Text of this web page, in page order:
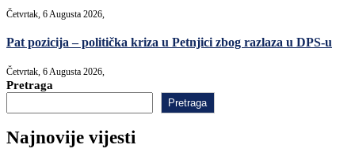
Četvrtak, 6 Augusta 2026,
Pat pozicija – politička kriza u Petnjici zbog razlaza u DPS-u
Četvrtak, 6 Augusta 2026,
Pretraga
Pretraga
Najnovije vijesti